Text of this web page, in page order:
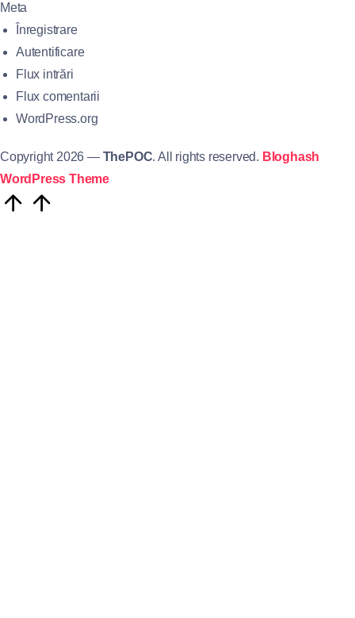
Meta
Înregistrare
Autentificare
Flux intrări
Flux comentarii
WordPress.org
Copyright 2026 — ThePOC. All rights reserved. Bloghash
WordPress Theme